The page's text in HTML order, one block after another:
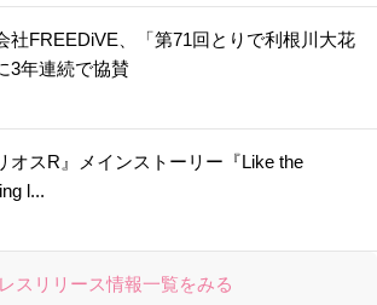
社FREEDiVE、「第71回とりで利根川大花
3年連続で協賛
オスR』メインストーリー『Like the
l...
スリリース情報一覧をみる